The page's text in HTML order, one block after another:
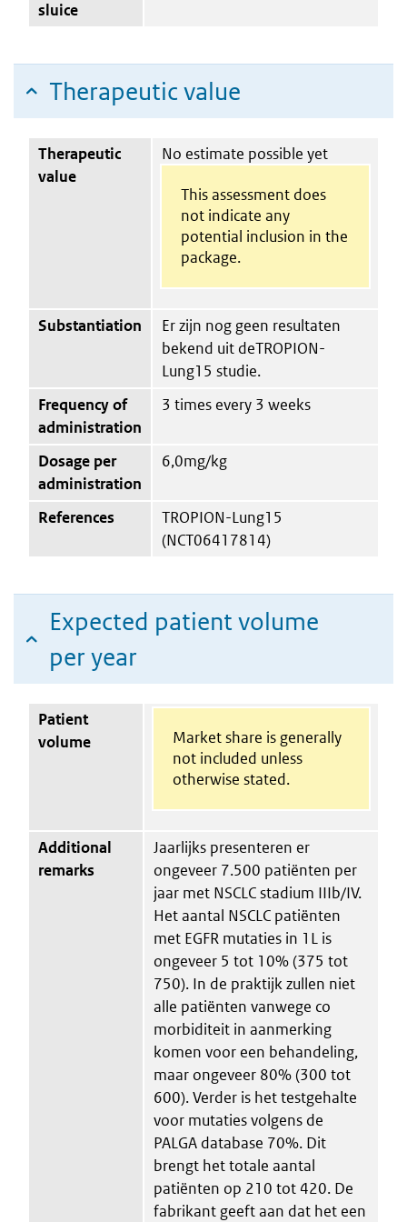
sluice
Therapeutic value
Therapeutic
value
No estimate possible yet
This assessment does
not indicate any
potential inclusion in the
package.
Substantiation
Er zijn nog geen resultaten
bekend uit deTROPION-
Lung15 studie.
Frequency of
administration
3 times every 3 weeks
Dosage per
administration
6,0mg/kg
References
TROPION-Lung15
(NCT06417814)
Expected patient volume
per year
Patient
volume
Market share is generally
not included unless
otherwise stated.
Additional
remarks
Jaarlijks presenteren er
ongeveer 7.500 patiënten per
jaar met NSCLC stadium IIIb/IV.
Het aantal NSCLC patiënten
met EGFR mutaties in 1L is
ongeveer 5 tot 10% (375 tot
750). In de praktijk zullen niet
alle patiënten vanwege co
morbiditeit in aanmerking
komen voor een behandeling,
maar ongeveer 80% (300 tot
600). Verder is het testgehalte
voor mutaties volgens de
PALGA database 70%. Dit
brengt het totale aantal
patiënten op 210 tot 420. De
fabrikant geeft aan dat het een